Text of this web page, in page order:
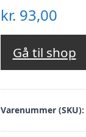
kr. 93,00
Gå til shop
Varenummer (SKU):